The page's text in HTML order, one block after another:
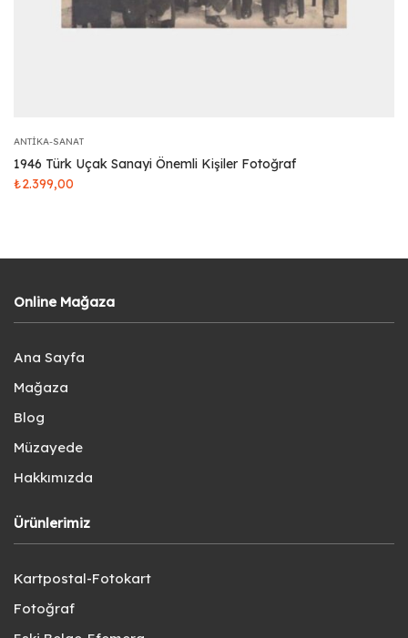
ANTIKA-SANAT
1946 Türk Uçak Sanayi Önemli Kişiler Fotoğraf
₺2.399,00
Online Mağaza
Ana Sayfa
Mağaza
Blog
Müzayede
Hakkımızda
Ürünlerimiz
Kartpostal-Fotokart
Fotoğraf